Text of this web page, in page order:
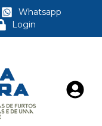
Whatsapp
Login